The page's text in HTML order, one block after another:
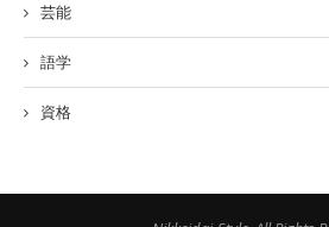
芸能
語学
資格